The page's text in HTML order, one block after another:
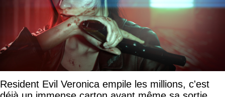
Resident Evil Veronica empile les millions, c'est